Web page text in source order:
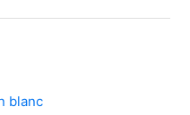
blanc